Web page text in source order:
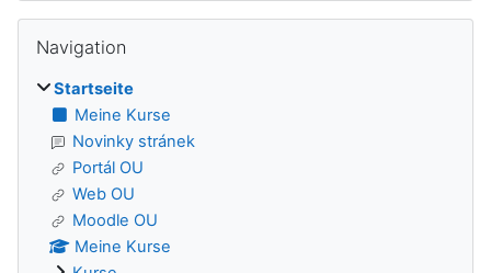
Navigation
Startseite
Meine Kurse
Novinky stránek
Portál OU
Web OU
Moodle OU
Meine Kurse